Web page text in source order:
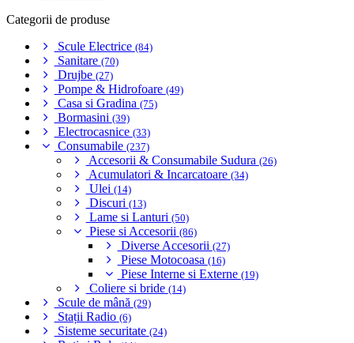
Categorii de produse
Scule Electrice (84)
Sanitare (70)
Drujbe (27)
Pompe & Hidrofoare (49)
Casa si Gradina (75)
Bormasini (39)
Electrocasnice (33)
Consumabile (237)
Accesorii & Consumabile Sudura (26)
Acumulatori & Incarcatoare (34)
Ulei (14)
Discuri (13)
Lame si Lanturi (50)
Piese si Accesorii (86)
Diverse Accesorii (27)
Piese Motocoasa (16)
Piese Interne si Externe (19)
Coliere si bride (14)
Scule de mână (29)
Stații Radio (6)
Sisteme securitate (24)